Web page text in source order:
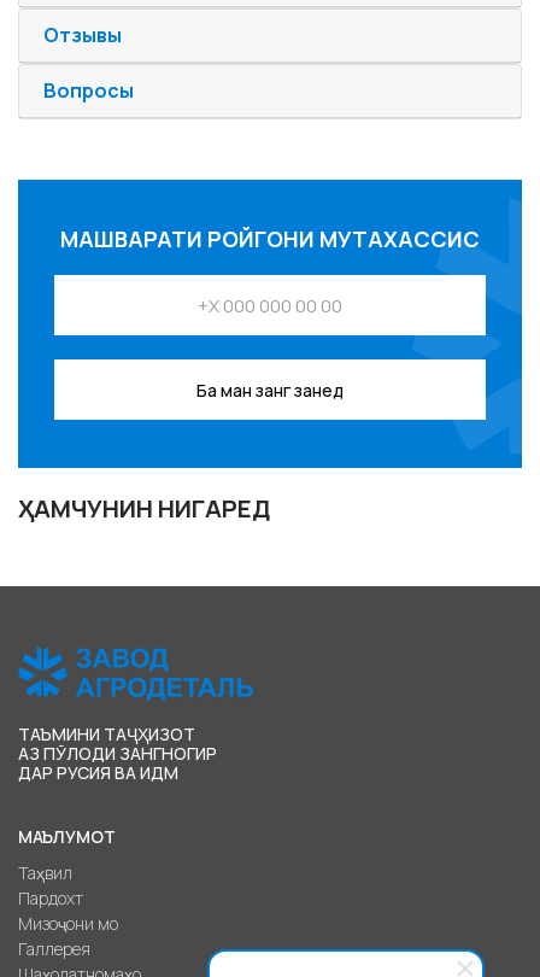
Отзывы
Вопросы
МАШВАРАТИ РОЙГОНИ МУТАХАССИС
Ба ман занг занед
ҲАМЧУНИН НИГАРЕД
ТАЪМИНИ ТАҶҲИЗОТ
АЗ ПӮЛОДИ ЗАНГНОГИР
ДАР РУСИЯ ВА ИДМ
МАЪЛУМОТ
Таҳвил
Пардохт
Мизоҷони мо
Галлерея